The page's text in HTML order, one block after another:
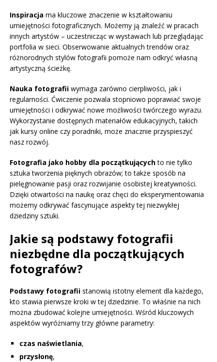
Inspiracja ma kluczowe znaczenie w kształtowaniu
umiejętności fotograficznych. Możemy ją znaleźć w pracach
innych artystów – uczestnicząc w wystawach lub przeglądając
portfolia w sieci. Obserwowanie aktualnych trendów oraz
różnorodnych stylów fotografii pomoże nam odkryć własną
artystyczną ścieżkę.
Nauka fotografii wymaga zarówno cierpliwości, jak i
regularności. Ćwiczenie pozwala stopniowo poprawiać swoje
umiejętności i odkrywać nowe możliwości twórczego wyrazu.
Wykorzystanie dostępnych materiałów edukacyjnych, takich
jak kursy online czy poradniki, może znacznie przyspieszyć
nasz rozwój.
Fotografia jako hobby dla początkującychto nie tylko
sztuka tworzenia pięknych obrazów; to także sposób na
pielęgnowanie pasji oraz rozwijanie osobistej kreatywności.
Dzięki otwartości na naukę oraz chęci do eksperymentowania
możemy odkrywać fascynujące aspekty tej niezwykłej
dziedziny sztuki.
Jakie są podstawy fotografii
niezbędne dla początkujących
fotografów?
Podstawy fotografii stanowią istotny element dla każdego,
kto stawia pierwsze kroki w tej dziedzinie. To właśnie na nich
można zbudować kolejne umiejętności. Wśród kluczowych
aspektów wyróżniamy trzy główne parametry:
czas naświetlania,
przysłonę,